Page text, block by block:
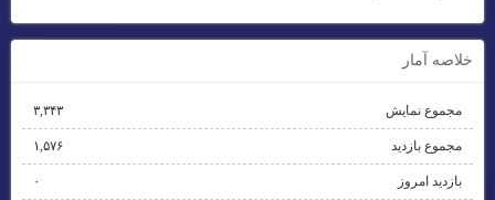
خلاصه آمار
مجموع نمایش‌ ۳,۳۴۳
مجموع بازدید ۱,۵۷۶
بازدید امروز ۰